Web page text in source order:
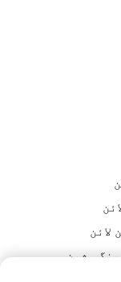
لائن
مشین